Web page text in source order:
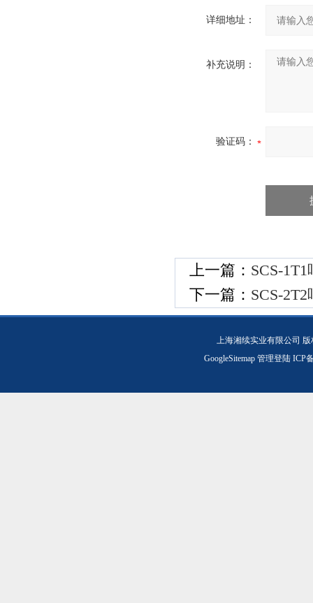
详细地址：
补充说明：
验证码：
上一篇： SCS-
下一篇： SCS-
上海湘续实业有限公司
GoogleSitemap 管理登陆ICP